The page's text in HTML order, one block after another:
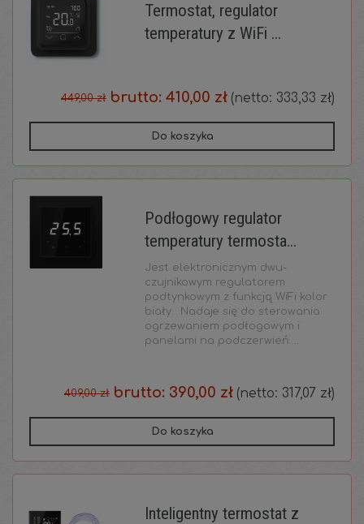
Termostat, regulator
temperatury z WiFi ...
449,00 zł brutto: 410,00 zł (netto: 333,33 zł)
Do koszyka
Podłogowy regulator
temperatury termosta...
Jest elektronicznym dwu-
czujnikowym regulatorem
podtynkowym z funkcją WiFi kolor
biały. Nadaje się do sterowania
ogrzewaniem podłogowym i
panelami na podczerwień....
409,00 zł brutto: 390,00 zł (netto: 317,07 zł)
Do koszyka
Inteligentny termostat z